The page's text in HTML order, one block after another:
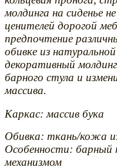
молдинга на сиденье
ценителей дорогой
предпочтение
обивке из
декоративный
барного стула и
массива.
Каркас: массив бука
Обивка: ткань/кожа
Особенности:
механизмом